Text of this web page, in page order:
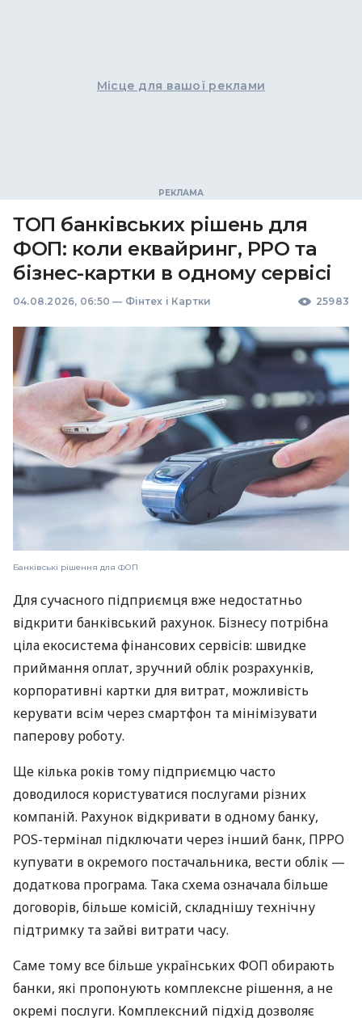
Місце для вашої реклами
ТОП банківських рішень для
ФОП: коли еквайринг, РРО та
бізнес-картки в одному сервісі
04.08.2026, 06:50 — Фінтех і Картки 25983
Банківські рішення для ФОП
Для сучасного підприємця вже недостатньо
відкрити банківський рахунок. Бізнесу потрібна
ціла екосистема фінансових сервісів: швидке
приймання оплат, зручний облік розрахунків,
корпоративні картки для витрат, можливість
керувати всім через смартфон та мінімізувати
паперову роботу.
Ще кілька років тому підприємцю часто
доводилося користуватися послугами різних
компаній. Рахунок відкривати в одному банку,
POS-термінал підключати через інший банк, ПРРО
купувати в окремого постачальника, вести облік —
додаткова програма. Така схема означала більше
договорів, більше комісій, складнішу технічну
підтримку та зайві витрати часу.
Саме тому все більше українських ФОП обирають
банки, які пропонують комплексне рішення, а не
окремі послуги. Комплексний підхід дозволяє